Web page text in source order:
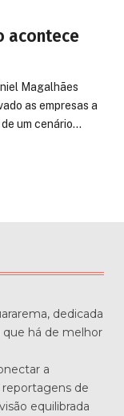
acontece
Magalhães
as empresas a
um cenário…
dedicada
há de melhor
a
de
equilibrada